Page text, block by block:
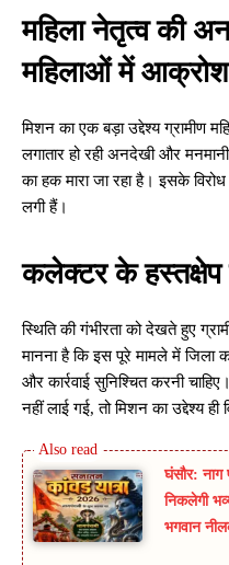
महिला नेतृत्व की
महिलाओं में आक्रोश
मिशन का एक बड़ा उद्देश्य ग्रामीण
लगातार हो रही अनदेखी और
का हक मारा जा रहा है। इसके
लगी हैं।
कलेक्टर के
स्थिति की गंभीरता को देखते हुए
मानना है कि इस पूरे मामले में जिला
और कार्रवाई सुनिश्चित करनी
नहीं लाई गई, तो मिशन का उद्देश्य ही
घंसौर:
निकलेगी
भगवान